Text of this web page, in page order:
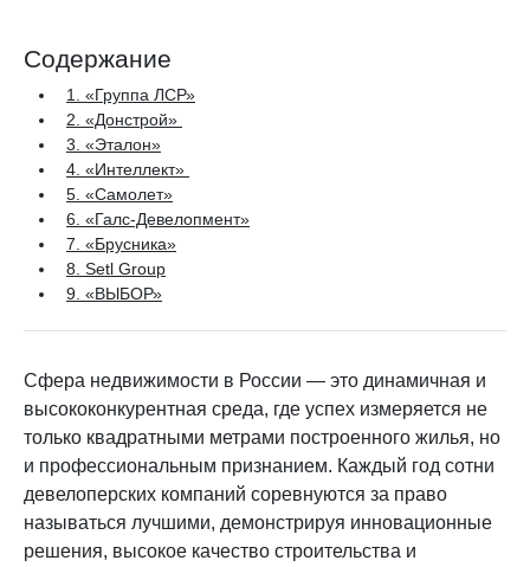
Содержание
1. «Группа ЛСР»
2. «Донстрой»
3. «Эталон»
4. «Интеллект»
5. «Самолет»
6. «Галс-Девелопмент»
7. «Брусника»
8. Setl Group
9. «ВЫБОР»
Сфера недвижимости в России — это динамичная и
высококонкурентная среда, где успех измеряется не
только квадратными метрами построенного жилья, но
и профессиональным признанием. Каждый год сотни
девелоперских компаний соревнуются за право
называться лучшими, демонстрируя инновационные
решения, высокое качество строительства и